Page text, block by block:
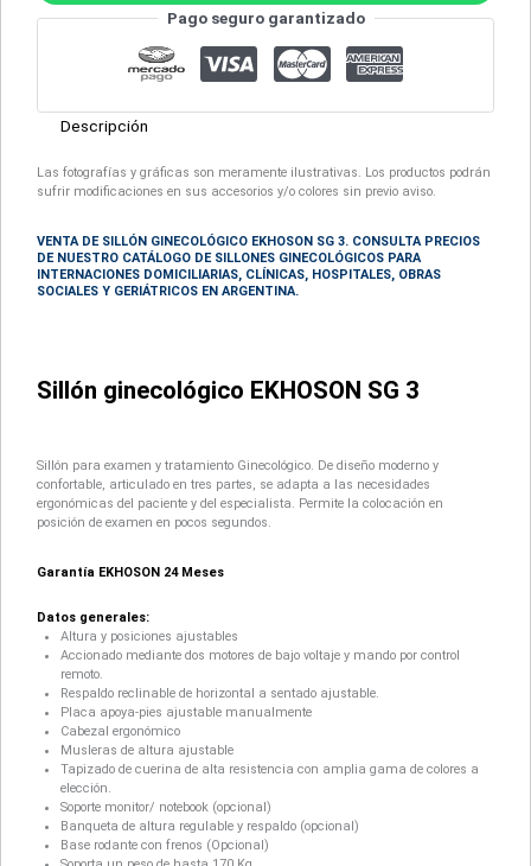
Pago seguro garantizado
Descripción
Las fotografías y gráficas son meramente ilustrativas. Los productos podrán
sufrir modificaciones en sus accesorios y/o colores sin previo aviso.
VENTA DE SILLÓN GINECOLÓGICO EKHOSON SG 3. CONSULTA PRECIOS
DE NUESTRO CATÁLOGO DE SILLONES GINECOLÓGICOS PARA
INTERNACIONES DOMICILIARIAS, CLÍNICAS, HOSPITALES, OBRAS
SOCIALES Y GERIÁTRICOS EN ARGENTINA.
Sillón ginecológico EKHOSON SG 3
Sillón para examen y tratamiento Ginecológico. De diseño moderno y
confortable, articulado en tres partes, se adapta a las necesidades
ergonómicas del paciente y del especialista. Permite la colocación en
posición de examen en pocos segundos.
Garantía EKHOSON 24 Meses
Datos generales:
Altura y posiciones ajustables
Accionado mediante dos motores de bajo voltaje y mando por control
remoto.
Respaldo reclinable de horizontal a sentado ajustable.
Placa apoya-pies ajustable manualmente
Cabezal ergonómico
Musleras de altura ajustable
Tapizado de cuerina de alta resistencia con amplia gama de colores a
elección.
Soporte monitor/ notebook (opcional)
Banqueta de altura regulable y respaldo (opcional)
Base rodante con frenos (Opcional)